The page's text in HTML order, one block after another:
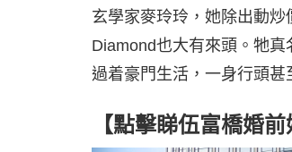
玄學家麥玲玲，她除出動
Diamond也大有來頭。牠
過着豪門生活，一身行頭甚
【點擊睇伍富橋婚前